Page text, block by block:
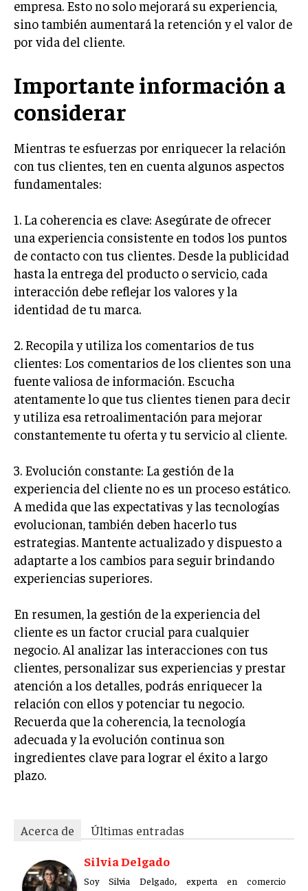
ÉTICA EMPRESARIAL Y RESPONSABILIDAD
SOCIAL
Acerca de Últimas entradas
Silvia Delgado
Soy Silvia Delgado, experta en comercio
electrónico. Me fascina observar cómo la
compramos y vendemos. En mi tiempo libre,
disfruto del senderismo, apreciando la belleza natural y la
tranquilidad que ofrece cada sendero.
Aparece en periódicos digitales y domina los buscadores,
Infórmate aquí.
empresa. Esto no solo mejorará su experiencia,
sino también aumentará la retención y el valor de
por vida del cliente.
Importante información a
considerar
Mientras te esfuerzas por enriquecer la relación
con tus clientes, ten en cuenta algunos aspectos
fundamentales:
1. La coherencia es clave: Asegúrate de ofrecer
una experiencia consistente en todos los puntos
de contacto con tus clientes. Desde la publicidad
hasta la entrega del producto o servicio, cada
interacción debe reflejar los valores y la
identidad de tu marca.
2. Recopila y utiliza los comentarios de tus
clientes: Los comentarios de los clientes son una
fuente valiosa de información. Escucha
atentamente lo que tus clientes tienen para decir
y utiliza esa retroalimentación para mejorar
constantemente tu oferta y tu servicio al cliente.
3. Evolución constante: La gestión de la
experiencia del cliente no es un proceso estático.
A medida que las expectativas y las tecnologías
evolucionan, también deben hacerlo tus
estrategias. Mantente actualizado y dispuesto a
adaptarte a los cambios para seguir brindando
experiencias superiores.
En resumen, la gestión de la experiencia del
cliente es un factor crucial para cualquier
negocio. Al analizar las interacciones con tus
clientes, personalizar sus experiencias y prestar
atención a los detalles, podrás enriquecer la
relación con ellos y potenciar tu negocio.
Recuerda que la coherencia, la tecnología
adecuada y la evolución continua son
ingredientes clave para lograr el éxito a largo
plazo.
Acerca de
Últimas entradas
Silvia Delgado
Soy Silvia Delgado, experta en comercio